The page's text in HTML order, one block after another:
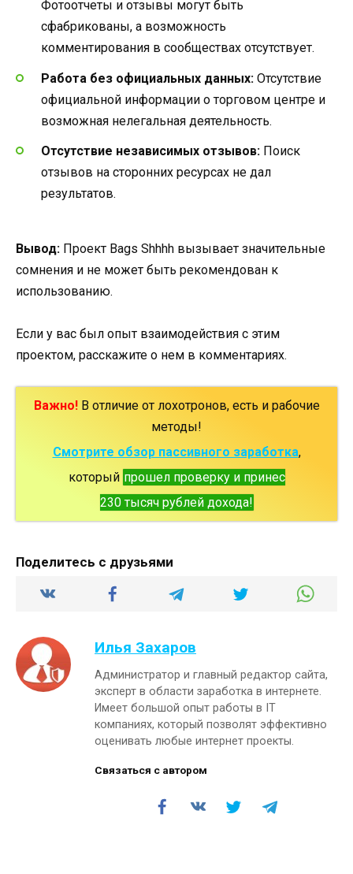
Фотоотчеты и отзывы могут быть
сфабрикованы, а возможность
комментирования в сообществах отсутствует.
Работа без официальных данных: Отсутствие
официальной информации о торговом центре и
возможная нелегальная деятельность.
Отсутствие независимых отзывов: Поиск
отзывов на сторонних ресурсах не дал
результатов.
Вывод: Проект Bags Shhhh вызывает значительные
сомнения и не может быть рекомендован к
использованию.
Если у вас был опыт взаимодействия с этим
проектом, расскажите о нем в комментариях.
Важно!В отличие от лохотронов, есть и рабочие
методы!
Смотрите обзор пассивного заработка,
который прошел проверку и принес
230 тысяч рублей дохода!
Поделитесь с друзьями
Илья Захаров
Администратор и главный редактор сайта,
эксперт в области заработка в интернете.
Имеет большой опыт работы в IT
компаниях, который позволят эффективно
оценивать любые интернет проекты.
Связаться с автором